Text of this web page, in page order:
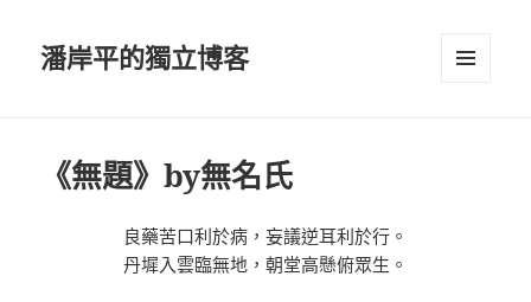
潘岸平的獨立博客
《無題》by無名氏
良藥苦口利於病，妄議逆耳利於行。
丹墀入雲臨無地，朝堂高懸俯眾生。